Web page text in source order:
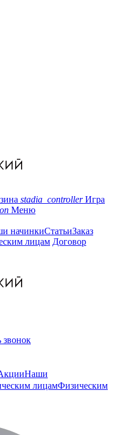
stadia_controller Игра
Меню
начинкиСтатьиЗаказ
лицам Договор
звонок
Наши
лицамФизическим